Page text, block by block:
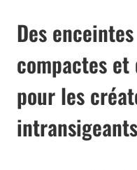
Des
compactes
pour les
intransigeants